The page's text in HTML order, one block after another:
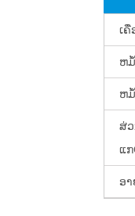
ເຄື່
ຫ
ຫ
ສ່
ແກ
ອາ